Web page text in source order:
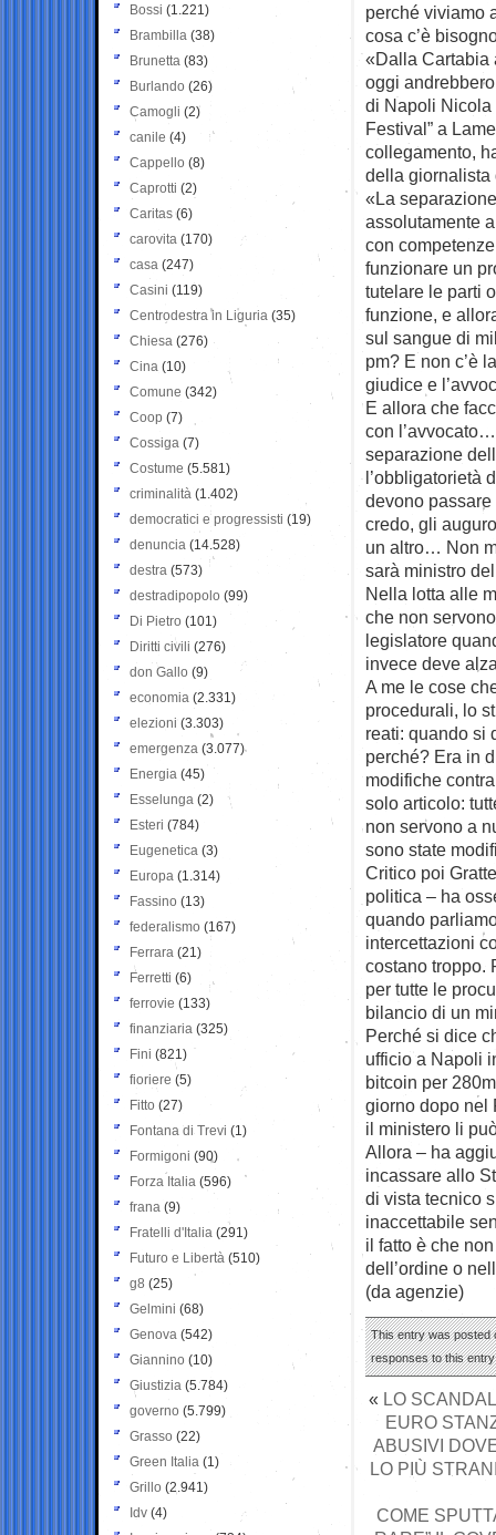
perché viviamo
cosa c’è
«Dalla Cartabia
oggi
di Napoli Nicola
Festival” a
collegamento,
della giornalista
«La
assolutamente
con
funzionare un
tutelare le parti
funzione, e
sul sangue di
pm? E non c’è
giudice e
E allora che
con
separazione
l’obbligatorietà
devono
credo, gli
un altro… Non
sarà ministro
Nella lotta alle
che non
legislatore
invece deve
A me le cose
procedurali, lo
reati: quando si
perché? Era in
modifiche
solo articolo:
non servono a
sono state
Critico poi
politica – ha
quando
intercettazioni
costano troppo.
per tutte le
bilancio di un
Perché si dice
ufficio a Napoli
bitcoin per
giorno dopo nel
il ministero li
Allora – ha
incassare allo
di vista tecnico
inaccettabile
il fatto è che
dell’ordine o
(da agenzie)
This entry was posted
responses to this
« LO
EURO
ABUSIVI
LO PIÙ
COME
Bossi (1.221)
Brambilla (38)
Brunetta (83)
Burlando (26)
Camogli (2)
canile (4)
Cappello (8)
Caprotti (2)
Caritas (6)
carovita (170)
casa (247)
Casini (119)
Centrodestra in Liguria (35)
Chiesa (276)
Cina (10)
Comune (342)
Coop (7)
Cossiga (7)
Costume (5.581)
criminalità (1.402)
democratici e progressisti (19)
denuncia (14.528)
destra (573)
destradipopolo (99)
Di Pietro (101)
Diritti civili (276)
don Gallo (9)
economia (2.331)
elezioni (3.303)
emergenza (3.077)
Energia (45)
Esselunga (2)
Esteri (784)
Eugenetica (3)
Europa (1.314)
Fassino (13)
federalismo (167)
Ferrara (21)
Ferretti (6)
ferrovie (133)
finanziaria (325)
Fini (821)
fioriere (5)
Fitto (27)
Fontana di Trevi (1)
Formigoni (90)
Forza Italia (596)
frana (9)
Fratelli d'Italia (291)
Futuro e Libertà (510)
g8 (25)
Gelmini (68)
Genova (542)
Giannino (10)
Giustizia (5.784)
governo (5.799)
Grasso (22)
Green Italia (1)
Grillo (2.941)
Idv (4)